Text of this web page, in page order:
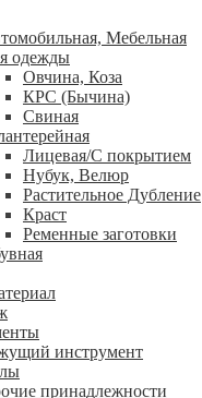
Мебельная
одежды
Овчина, Коза
КРС (Бычина)
Свиная
Лицевая/С покрытием
Нубук, Велюр
Растительное Дубление
Краст
Ременные заготовки
инструмент
принадлежности